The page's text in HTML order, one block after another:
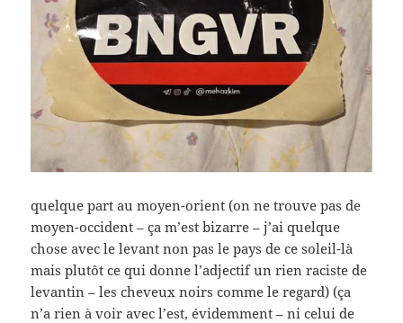
quelque part au moyen-orient (on ne trouve pas de
moyen-occident – ça m’est bizarre – j’ai quelque
chose avec le levant non pas le pays de ce soleil-là
mais plutôt ce qui donne l’adjectif un rien raciste de
levantin – les cheveux noirs comme le regard) (ça
n’a rien à voir avec l’est, évidemment – ni celui de